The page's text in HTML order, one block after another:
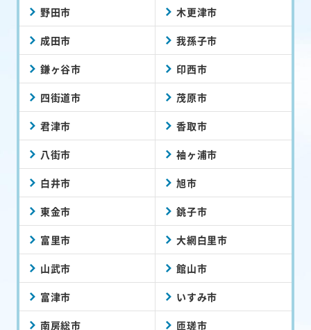
野田市 木更津市
成田市 我孫子市
鎌ヶ谷市 印西市
四街道市 茂原市
君津市 香取市
八街市 袖ヶ浦市
白井市 旭市
東金市 銚子市
富里市 大網白里市
山武市 館山市
富津市 いすみ市
南房総市 匝瑳市